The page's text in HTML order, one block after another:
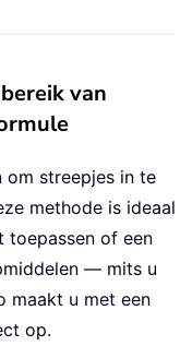
van
om streepjes in te
methode is ideaal
toepassen of een
— mits u
maakt u met een
op.